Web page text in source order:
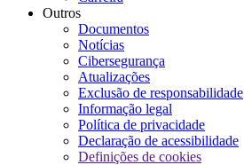
Outros
Documentos
Notícias
Cibersegurança
Atualizações
Exclusão de responsabilidade
Informação legal
Política de privacidade
Declaração de acessibilidade
Definições de cookies